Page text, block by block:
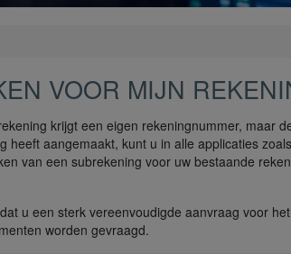
VOOR MIJN
krijgt een eigen rekeningnummer, maar
aangemaakt, kunt u in alle applicaties
van een subrekening voor uw bestaande
u een sterk vereenvoudigde aanvraag voor
worden gevraagd.